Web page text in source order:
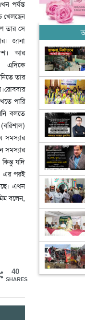
পর্যন্ত
খেলছেন
তার সে
জানা
আর
এদিকে
তার
পারি
বলতে
সমস্যার
সমস্যার
যদি
এর পরই
এখন
বলেন,
40
SHARES